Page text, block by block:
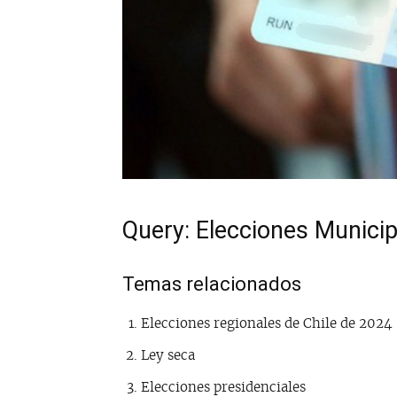
Query: Elecciones
Temas relacionados
Elecciones regionales de Chile de 2024
Ley seca
Elecciones presidenciales